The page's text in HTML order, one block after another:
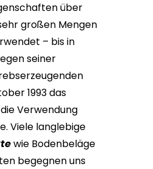
über
großen Mengen
– bis in
seiner
1993 das
Verwendung
Viele langlebige
wie Bodenbeläge
begegnen uns